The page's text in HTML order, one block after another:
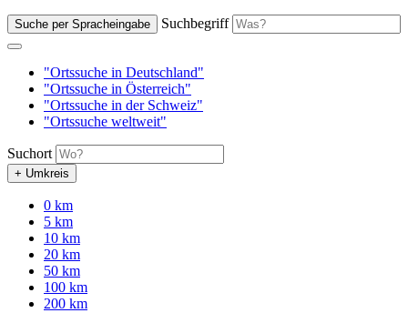
Suche per Spracheingabe Suchbegriff
"Ortssuche in Deutschland"
"Ortssuche in Österreich"
"Ortssuche in der Schweiz"
"Ortssuche weltweit"
Suchort
+ Umkreis
0 km
5 km
10 km
20 km
50 km
100 km
200 km